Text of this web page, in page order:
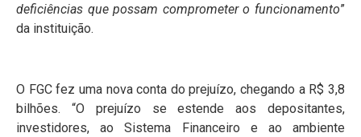
deficiências que possam comprometer o funcionamento”
da instituição.
O FGC fez uma nova conta do prejuízo, chegando a R$ 3,8
bilhões. “O prejuízo se estende aos depositantes,
investidores, ao Sistema Financeiro e ao ambiente